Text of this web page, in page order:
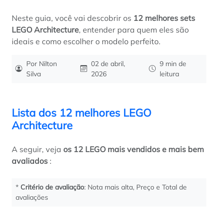
Neste guia, você vai descobrir os 12 melhores sets
LEGO Architecture, entender para quem eles são
ideais e como escolher o modelo perfeito.
Por Nilton
Silva
02 de abril,
2026
9 min de
leitura
Lista dos 12 melhores LEGO
Architecture
A seguir, veja os 12 LEGO mais vendidos e mais bem
avaliados :
* Critério de avaliação: Nota mais alta, Preço e Total de
avaliações